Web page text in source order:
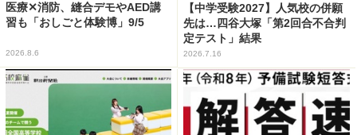
医療✕消防、縫合デモやAED講
習も「おしごと体験博」9/5
2026.8.6
【中学受験2027】人気校の併願
先は…四谷大塚「第2回合不合判
定テスト」結果
2026.7.16